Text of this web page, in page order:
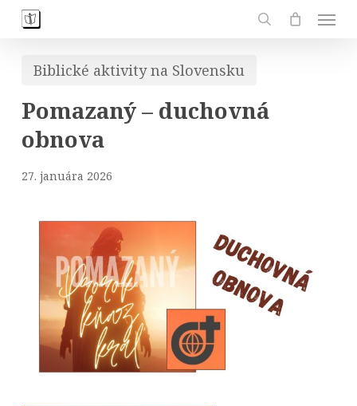
Skip
contentBiblické aktivity na Slovensku
Pomazaný – duchovná
obnova
27. januára 2026